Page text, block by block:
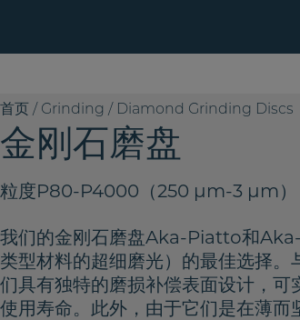
首页 / Grinding / Diamond Grinding Discs
金刚石磨盘
粒度P80-P4000（250 µm-3 µm）
我们的金刚石磨盘Aka-Piatto和
类型材料的超细磨光）的最佳选择
们具有独特的磨损补偿表面设计，
使用寿命。此外，由于它们是在薄